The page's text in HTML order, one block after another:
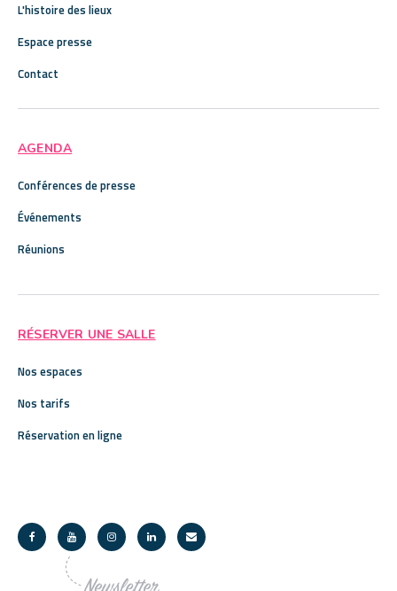
L'histoire des lieux
Espace presse
Contact
AGENDA
Conférences de presse
Événements
Réunions
RÉSERVER UNE SALLE
Nos espaces
Nos tarifs
Réservation en ligne